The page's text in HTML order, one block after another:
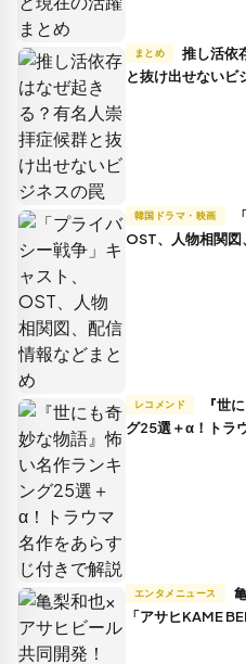
まとめ
推し活依存はなぜ起きる？有名人崇拝症候群
と抜け出せないビ
韓国ドラマ・映画
OST、人物相関
レコメンド
グ25選＋α！トラ
エンタメニュース
「アサヒKAME